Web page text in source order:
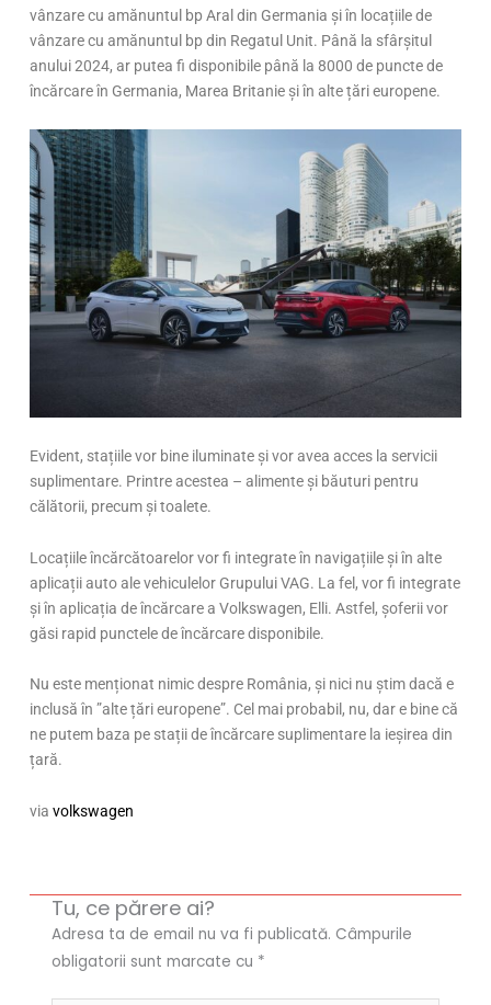
vânzare cu amănuntul bp Aral din Germania și în locațiile de
vânzare cu amănuntul bp din Regatul Unit. Până la sfârșitul
anului 2024, ar putea fi disponibile până la 8000 de puncte de
încărcare în Germania, Marea Britanie și în alte țări europene.
Evident, stațiile vor bine iluminate și vor avea acces la servicii
suplimentare. Printre acestea – alimente și băuturi pentru
călătorii, precum și toalete.
Locațiile încărcătoarelor vor fi integrate în navigațiile și în alte
aplicații auto ale vehiculelor Grupului VAG. La fel, vor fi integrate
și în aplicația de încărcare a Volkswagen, Elli. Astfel, șoferii vor
găsi rapid punctele de încărcare disponibile.
Nu este menționat nimic despre România, și nici nu știm dacă e
inclusă în ”alte țări europene”. Cel mai probabil, nu, dar e bine că
ne putem baza pe stații de încărcare suplimentare la ieșirea din
țară.
viavolkswagen
Tu, ce părere ai?
Adresa ta de email nu va fi publicată. Câmpurile
obligatorii sunt marcate cu *